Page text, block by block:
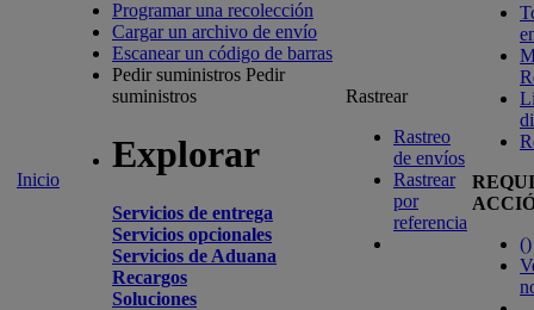
Inicio
Programar una recolección
Cargar un archivo de envío
Escanear un código de barras
Pedir suministros Pedir
suministros
Explorar
Servicios de entrega
Servicios opcionales
Servicios de Aduana
Recargos
Soluciones
Rastrear
Rastreo
de envíos
Rastrear
por
referencia
()